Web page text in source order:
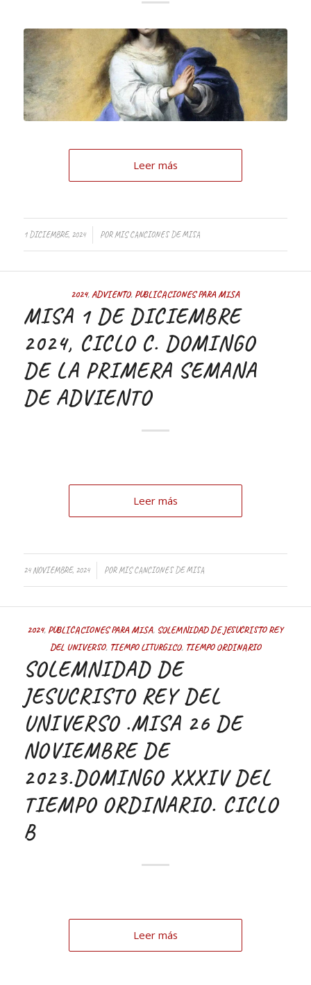
Leer más
1 DICIEMBRE, 2024 PORMIS CANCIONES DE MISA
2024,ADVIENTO, PUBLICACIONES PARA MISA
MISA 1 DE DICIEMBRE
2024, CICLO C. DOMINGO
DE LA PRIMERA SEMANA
DE ADVIENTO
Leer más
24 NOVIEMBRE, 2024 PORMIS CANCIONES DE MISA
2024, PUBLICACIONES PARA MISA, SOLEMNIDAD DE JESUCRISTO REY
DEL UNIVERSO, TIEMPO LITURGICO, TIEMPO ORDINARIO
SOLEMNIDAD DE
JESUCRISTO REY DEL
UNIVERSO .MISA 26 DE
NOVIEMBRE DE
2023.DOMINGO XXXIV DEL
TIEMPO ORDINARIO. CICLO
B
Leer más